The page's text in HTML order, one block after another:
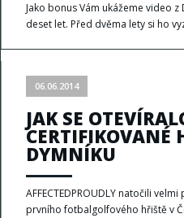
Jako bonus Vám ukážeme video
deset let. Před dvěma lety si ho
06.06.2014
JAK SE
CERTIFIKOVANÉ
DYMNÍKU
AFFECTEDPROUDLY natočili
prvního fotbalgolfového hřiště v